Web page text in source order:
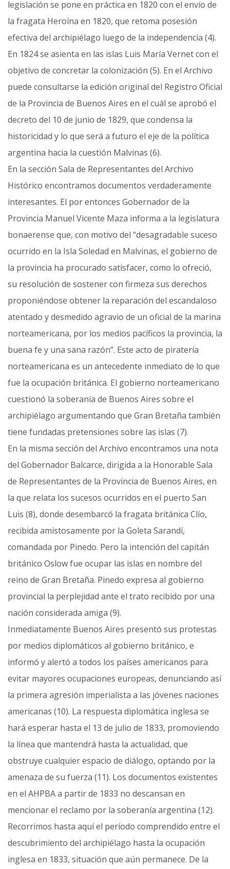
legislación se pone en práctica en 1820 con el envío de
la fragata Heroína en 1820, que retoma posesión
efectiva del archipiélago luego de la independencia (4).
En 1824 se asienta en las islas Luis María Vernet con el
objetivo de concretar la colonización (5). En el Archivo
puede consultarse la edición original del Registro Oficial
de la Provincia de Buenos Aires en el cuál se aprobó el
decreto del 10 de junio de 1829, que condensa la
historicidad y lo que será a futuro el eje de la política
argentina hacia la cuestión Malvinas (6).
En la sección Sala de Representantes del Archivo
Histórico encontramos documentos verdaderamente
interesantes. El por entonces Gobernador de la
Provincia Manuel Vicente Maza informa a la legislatura
bonaerense que, con motivo del “desagradable suceso
ocurrido en la Isla Soledad en Malvinas, el gobierno de
la provincia ha procurado satisfacer, como lo ofreció,
su resolución de sostener con firmeza sus derechos
proponiéndose obtener la reparación del escandaloso
atentado y desmedido agravio de un oficial de la marina
norteamericana, por los medios pacíficos la provincia, la
buena fe y una sana razón”. Este acto de piratería
norteamericana es un antecedente inmediato de lo que
fue la ocupación británica. El gobierno norteamericano
cuestionó la soberanía de Buenos Aires sobre el
archipiélago argumentando que Gran Bretaña también
tiene fundadas pretensiones sobre las islas (7).
En la misma sección del Archivo encontramos una nota
del Gobernador Balcarce, dirigida a la Honorable Sala
de Representantes de la Provincia de Buenos Aires, en
la que relata los sucesos ocurridos en el puerto San
Luis (8), donde desembarcó la fragata británica Clío,
recibida amistosamente por la Goleta Sarandí,
comandada por Pinedo. Pero la intención del capitán
británico Oslow fue ocupar las islas en nombre del
reino de Gran Bretaña. Pinedo expresa al gobierno
provincial la perplejidad ante el trato recibido por una
nación considerada amiga (9).
Inmediatamente Buenos Aires presentó sus protestas
por medios diplomáticos al gobierno británico, e
informó y alertó a todos los países americanos para
evitar mayores ocupaciones europeas, denunciando así
la primera agresión imperialista a las jóvenes naciones
americanas (10). La respuesta diplomática inglesa se
hará esperar hasta el 13 de julio de 1833, promoviendo
la línea que mantendrá hasta la actualidad, que
obstruye cualquier espacio de diálogo, optando por la
amenaza de su fuerza (11). Los documentos existentes
en el AHPBA a partir de 1833 no descansan en
mencionar el reclamo por la soberanía argentina (12).
Recorrimos hasta aquí el período comprendido entre el
descubrimiento del archipiélago hasta la ocupación
inglesa en 1833, situación que aún permanece. De la